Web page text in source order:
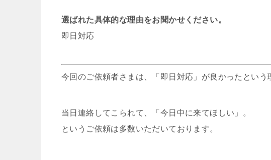
選ばれた具体的な理由をお聞かせください。
即日対応
今回のご依頼者さまは、「即日対応」が良かったという
当日連絡してこられて、「今日中に来てほしい」。
というご依頼は多数いただいております。